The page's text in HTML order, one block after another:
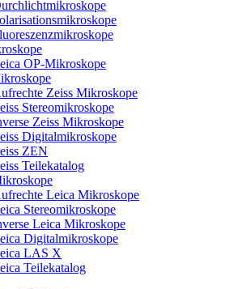
OP-Mikroskope
Zeiss Mikroskope
Stereomikroskope
Zeiss Mikroskope
Digitalmikroskope
ZEN
Teilekatalog
Leica Mikroskope
Stereomikroskope
Leica Mikroskope
Digitalmikroskope
LAS X
Teilekatalog